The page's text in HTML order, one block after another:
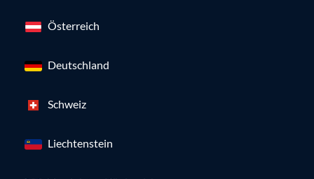
Österreich
Deutschland
Schweiz
Liechtenstein